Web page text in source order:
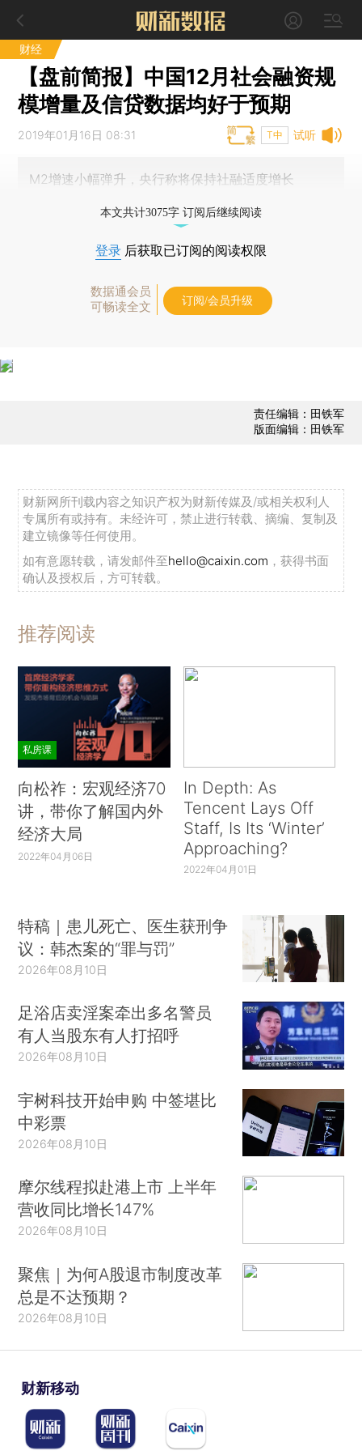
财经
【盘前简报】中国12月社会融资规
模增量及信贷数据均好于预期
试听
2019年01月16日 08:31 T中
M2增速小幅弹升，央行称将保持社融适度增长
本文共计3075字 订阅后继续阅读
登录 后获取已订阅的阅读权限
数据通会员
可畅读全文
订阅/会员升级
责任编辑：田铁军
版面编辑：田铁军
财新网所刊载内容之知识产权为财新传媒及/或相关权利人
专属所有或持有。未经许可，禁止进行转载、摘编、复制及
建立镜像等任何使用。
如有意愿转载，请发邮件至hello@caixin.com ，获得书面
确认及授权后，方可转载。
推荐阅读
私房课
向松祚：宏观经济70
讲，带你了解国内外
经济大局
2022年04月06日
In Depth: As
Tencent Lays Off
Staff, Is Its ‘Winter’
Approaching?
2022年04月01日
特稿｜患儿死亡、医生获刑争
议：韩杰案的“罪与罚”
2026年08月10日
足浴店卖淫案牵出多名警员
有人当股东有人打招呼
2026年08月10日
宇树科技开始申购 中签堪比
中彩票
2026年08月10日
摩尔线程拟赴港上市 上半年
营收同比增长147%
2026年08月10日
聚焦｜为何A股退市制度改革
总是不达预期？
2026年08月10日
财新移动